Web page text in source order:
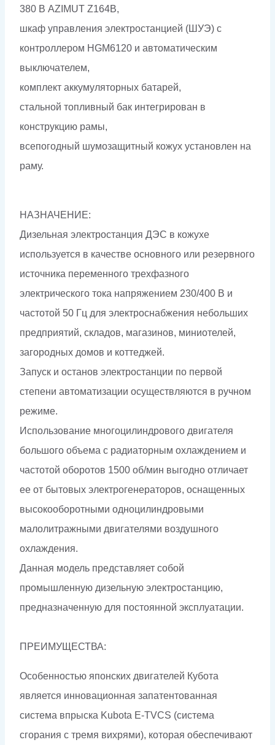
380 В AZIMUT Z164B,
шкаф управления электростанцией (ШУЭ) с
контроллером HGM6120 и автоматическим
выключателем,
комплект аккумуляторных батарей,
стальной топливный бак интегрирован в
конструкцию рамы,
всепогодный шумозащитный кожух установлен на
раму.
НАЗНАЧЕНИЕ:
Дизельная электростанция ДЭС в кожухе
используется в качестве основного или резервного
источника переменного трехфазного
электрического тока напряжением 230/400 В и
частотой 50 Гц для электроснабжения небольших
предприятий, складов, магазинов, миниотелей,
загородных домов и коттеджей.
Запуск и останов электростанции по первой
степени автоматизации осуществляются в ручном
режиме.
Использование многоцилиндрового двигателя
большого объема с радиаторным охлаждением и
частотой оборотов 1500 об/мин выгодно отличает
ее от бытовых электрогенераторов, оснащенных
высокооборотными одноцилиндровыми
малолитражными двигателями воздушного
охлаждения.
Данная модель представляет собой
промышленную дизельную электростанцию,
предназначенную для постоянной эксплуатации.
ПРЕИМУЩЕСТВА:
Особенностью японских двигателей Кубота
является инновационная запатентованная
система впрыска Kubota E-TVCS (система
сгорания с тремя вихрями), которая обеспечивают